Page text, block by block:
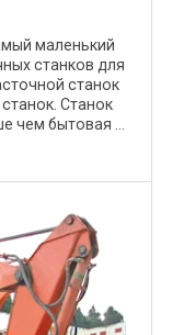
маленький
станков для
станок
Станок
чем бытовая ...